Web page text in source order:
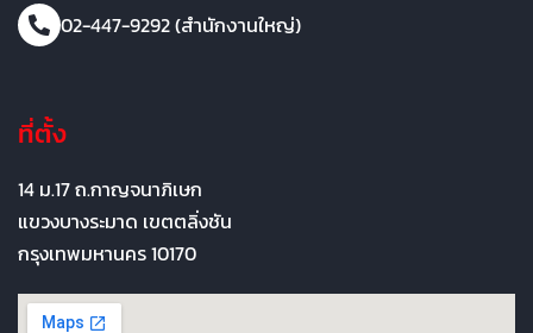
02-447-9292 (สำนักงานใหญ่)
ที่ตั้ง
14 ม.17 ถ.กาญจนาภิเษก
แขวงบางระมาด เขตตลิ่งชัน
กรุงเทพมหานคร 10170